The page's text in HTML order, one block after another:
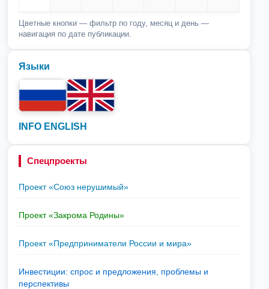
Цветные кнопки — фильтр по году, месяц и день —
навигация по дате публикации.
Языки
INFO ENGLISH
Спецпроекты
Проект «Союз нерушимый»
Проект «Закрома Родины»
Проект «Предприниматели России и мира»
Инвестиции: спрос и предложения, проблемы и
перспективы